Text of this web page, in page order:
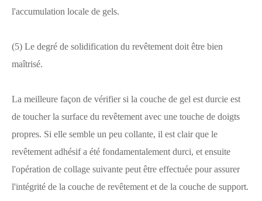
l'accumulation locale de gels.
(5) Le degré de solidification du revêtement doit être bien
maîtrisé.
La meilleure façon de vérifier si la couche de gel est durcie est
de toucher la surface du revêtement avec une touche de doigts
propres. Si elle semble un peu collante, il est clair que le
revêtement adhésif a été fondamentalement durci, et ensuite
l'opération de collage suivante peut être effectuée pour assurer
l'intégrité de la couche de revêtement et de la couche de support.